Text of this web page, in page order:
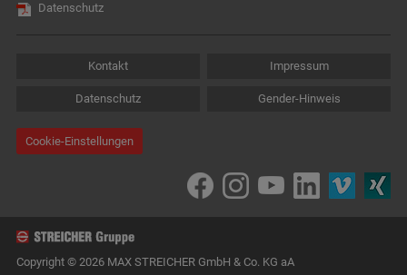
Datenschutz
Kontakt Impressum
Datenschutz Gender-Hinweis
Cookie-Einstellungen
Copyright © 2026 MAX STREICHER GmbH & Co. KG aA